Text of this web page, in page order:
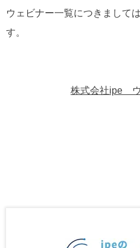
ウェビナー一覧につきまして
す。
株式会社ipe